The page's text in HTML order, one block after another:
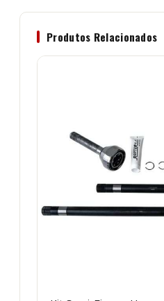
Produtos Relacionados